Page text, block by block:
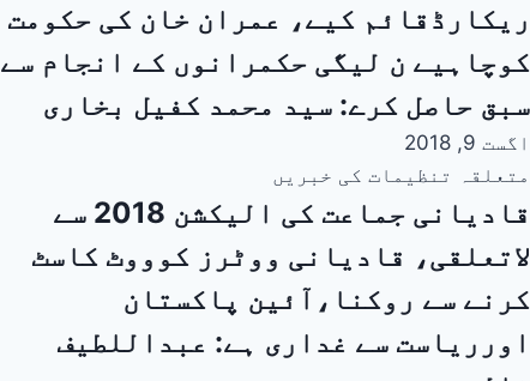
ریکارڈقائم کیے، عمران خان کی حکومت
کوچاہیے ن لیگی حکمرانوں کے انجام سے
سبق حاصل کرے: سید محمد کفیل بخاری
اگست 9, 2018
متعلقہ تنظیمات کی خبریں
قادیانی جماعت کی الیکشن 2018 سے
لاتعلقی، قادیانی ووٹرز کوووٹ کاسٹ
کرنے سے روکنا،آئین پاکستان
اورریاست سے غداری ہے: عبداللطیف